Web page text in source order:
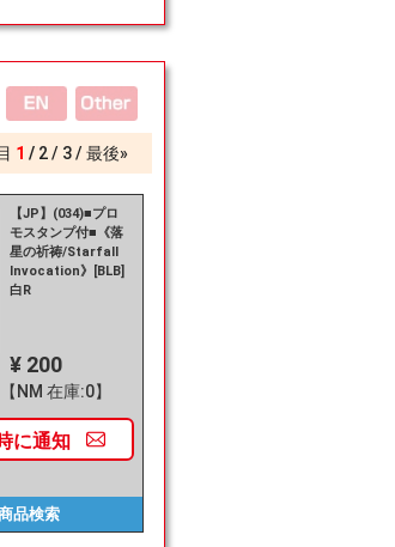
1 2 3 最後»
【JP】(034)■プロ
モスタンプ付■《落
星の祈祷/Starfall
Invocation》[BLB]
白R
¥ 200
【NM 在庫:0】
に通知
品検索